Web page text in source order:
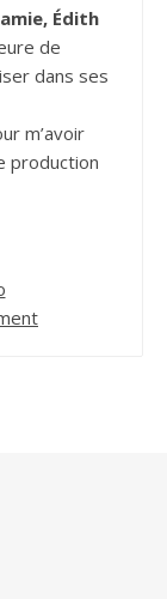
Édith
de
dans ses
m’avoir
production